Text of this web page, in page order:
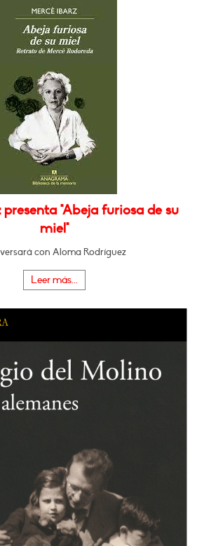
"Abeja furiosa de su
miel"
con Aloma Rodríguez
Leer más...